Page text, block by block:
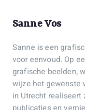
Sanne Vos
Sanne is een
voor eenvoud. Op
grafische beelden,
wijze het gewenste
in Utrecht